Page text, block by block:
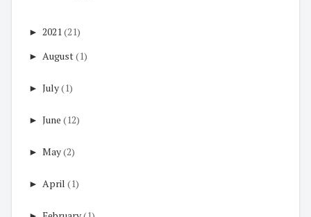
► 2021 (21)
► August(1)
► July(1)
► June (12)
► May(2)
► April (1)